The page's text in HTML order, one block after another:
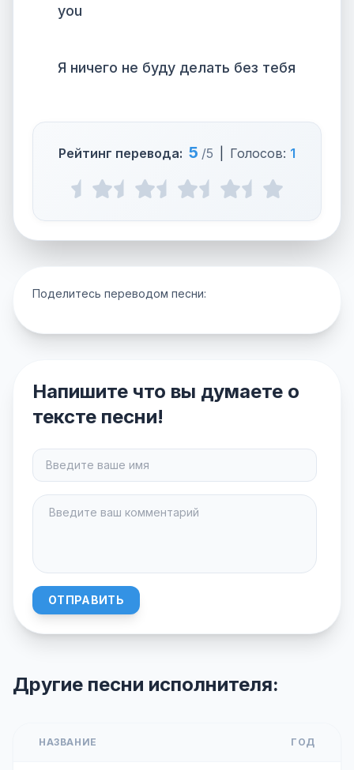
you
Я ничего не буду делать без тебя
Рейтинг перевода: 5 /5 Голосов: 1
Поделитесь переводом песни:
Напишите что вы думаете о
тексте песни!
ОТПРАВИТЬ
Другие песни исполнителя:
НАЗВАНИЕ ГОД